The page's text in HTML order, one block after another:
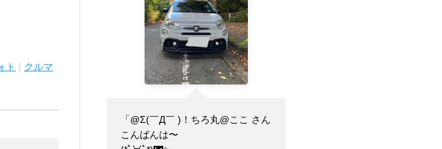
ト | クルマ
「@Σ(￣Д￣ )！ちろ丸@ここ さん
こんばんは〜